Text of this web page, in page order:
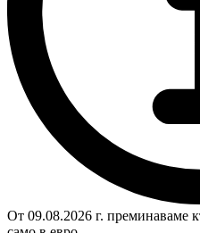
От 09.08.2026 г. преминаваме